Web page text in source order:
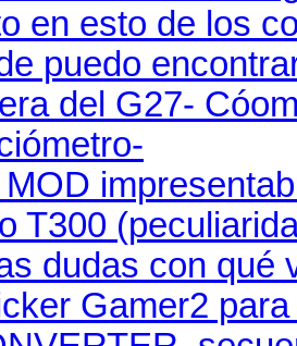
en esto de los
puedo
del G27-
T300
dudas con qué
Gamer2